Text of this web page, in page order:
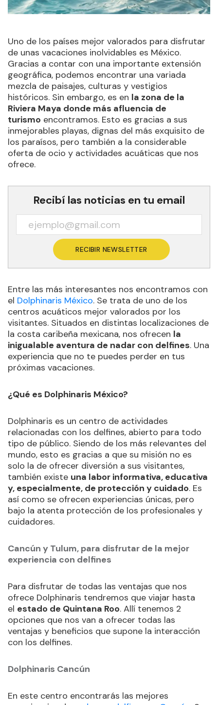
Uno de los países mejor valorados para disfrutar
de unas vacaciones inolvidables es México.
Gracias a contar con una importante extensión
geográfica, podemos encontrar una variada
mezcla de paisajes, culturas y vestigios
históricos. Sin embargo, es en la zona de la
Riviera Maya donde más afluencia de
turismo encontramos. Esto es gracias a sus
inmejorables playas, dignas del más exquisito de
los paraísos, pero también a la considerable
oferta de ocio y actividades acuáticas que nos
ofrece.
Recibí las noticias en tu email
RECIBIR NEWSLETTER
Entre las más interesantes nos encontramos con
el Dolphinaris México. Se trata de uno de los
centros acuáticos mejor valorados por los
visitantes. Situados en distintas localizaciones de
la costa caribeña mexicana, nos ofrecen la
inigualable aventura de nadar con delfines. Una
experiencia que no te puedes perder en tus
próximas vacaciones.
¿Qué es Dolphinaris México?
Dolphinaris es un centro de actividades
relacionadas con los delfines, abierto para todo
tipo de público. Siendo de los más relevantes del
mundo, esto es gracias a que su misión no es
solo la de ofrecer diversión a sus visitantes,
también existe una labor informativa, educativa
y, especialmente, de protección y cuidado. Es
así como se ofrecen experiencias únicas, pero
bajo la atenta protección de los profesionales y
cuidadores.
Cancún y Tulum, para disfrutar de la mejor
experiencia con delfines
Para disfrutar de todas las ventajas que nos
ofrece Dolphinaris tendremos que viajar hasta
el estado de Quintana Roo. Allí tenemos 2
opciones que nos van a ofrecer todas las
ventajas y beneficios que supone la interacción
con los delfines.
Dolphinaris Cancún
En este centro encontrarás las mejores